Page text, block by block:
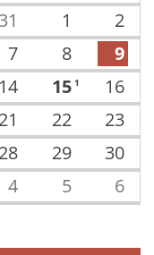
31 1
2
7 8
9
14 15 1
16
21 22
23
28 29
30
4 5 6